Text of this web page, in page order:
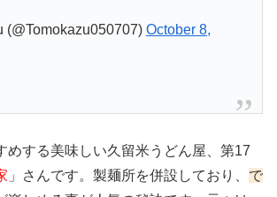
October 8,
めする美味しい久留米うどん屋、第17
」さんです。製麺所を併設しており、 で